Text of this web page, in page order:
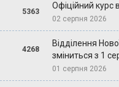
5363
Офіційний курс
02 серпня 2026
4268
Відділення
зміниться з 1
01 серпня 2026